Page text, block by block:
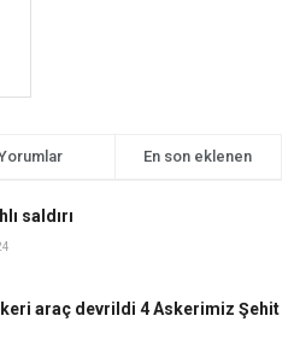
En son eklenen
saldırı
araç devrildi 4 Askerimiz Şehit